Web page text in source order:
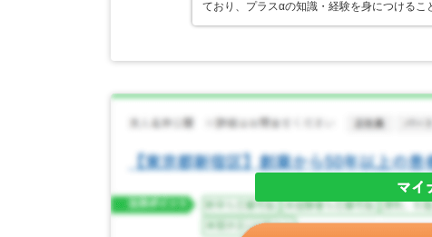
ており、プラスαの知識・経験を身につけるこ